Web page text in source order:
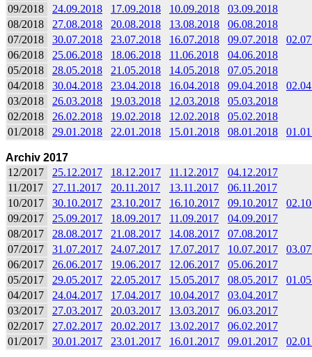
09/2018
24.09.2018 17.09.2018 10.09.2018
03.09.2018
08/2018
27.08.2018 20.08.2018 13.08.2018
06.08.2018
07/2018
30.07.2018 23.07.2018 16.07.2018 09.07.2018
06/2018
25.06.2018 18.06.2018 11.06.2018
04.06.2018
05/2018
28.05.2018 21.05.2018 14.05.2018
07.05.2018
04/2018
30.04.2018 23.04.2018 16.04.2018 09.04.2018
03/2018
26.03.2018 19.03.2018 12.03.2018
05.03.2018
02/2018
26.02.2018 19.02.2018 12.02.2018
05.02.2018
01/2018
29.01.2018 22.01.2018 15.01.2018 08.01.2018
Archiv 2017
12/2017
25.12.2017 18.12.2017 11.12.2017
04.12.2017
11/2017
27.11.2017 20.11.2017 13.11.2017
06.11.2017
10/2017
30.10.2017 23.10.2017 16.10.2017 09.10.2017
09/2017
25.09.2017 18.09.2017 11.09.2017
04.09.2017
08/2017
28.08.2017 21.08.2017 14.08.2017
07.08.2017
07/2017
31.07.2017 24.07.2017 17.07.2017 10.07.2017
06/2017
26.06.2017 19.06.2017 12.06.2017
05.06.2017
05/2017
29.05.2017 22.05.2017 15.05.2017 08.05.2017
04/2017
24.04.2017 17.04.2017 10.04.2017
03.04.2017
03/2017
27.03.2017 20.03.2017 13.03.2017
06.03.2017
02/2017
27.02.2017 20.02.2017 13.02.2017
06.02.2017
01/2017
30.01.2017 23.01.2017 16.01.2017 09.01.2017